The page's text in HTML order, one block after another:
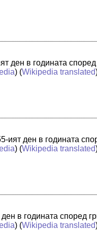
ден в годината
) (Wikipedia translated
ият ден в годината
) (Wikipedia translated
в годината според
) (Wikipedia translated